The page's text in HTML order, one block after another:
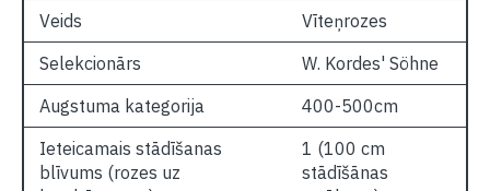
Veids
Vīteņrozes
Selekcionārs
W. Kordes' Söhne
Augstuma kategorija
400-500cm
Ieteicamais stādīšanas
blīvums (rozes uz
1 (100 cm
stādīšānas